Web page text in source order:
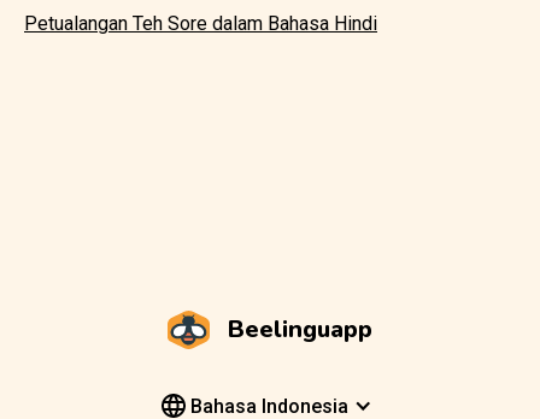
Petualangan Teh Sore dalam Bahasa Hindi
Beelinguapp
Bahasa Indonesia